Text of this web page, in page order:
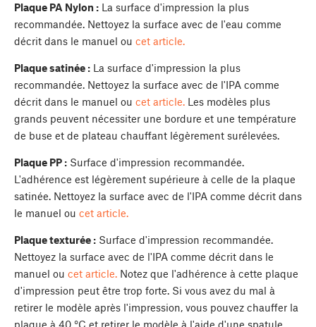
Plaque PA Nylon : La surface d'impression la plus
recommandée. Nettoyez la surface avec de l'eau comme
décrit dans le manuel ou cet article.
Plaque satinée : La surface d'impression la plus
recommandée. Nettoyez la surface avec de l'IPA comme
décrit dans le manuel ou cet article. Les modèles plus
grands peuvent nécessiter une bordure et une température
de buse et de plateau chauffant légèrement surélevées.
Plaque PP : Surface d'impression recommandée.
L'adhérence est légèrement supérieure à celle de la plaque
satinée. Nettoyez la surface avec de l'IPA comme décrit dans
le manuel ou cet article.
Plaque texturée : Surface d'impression recommandée.
Nettoyez la surface avec de l'IPA comme décrit dans le
manuel ou cet article. Notez que l'adhérence à cette plaque
d'impression peut être trop forte. Si vous avez du mal à
retirer le modèle après l'impression, vous pouvez chauffer la